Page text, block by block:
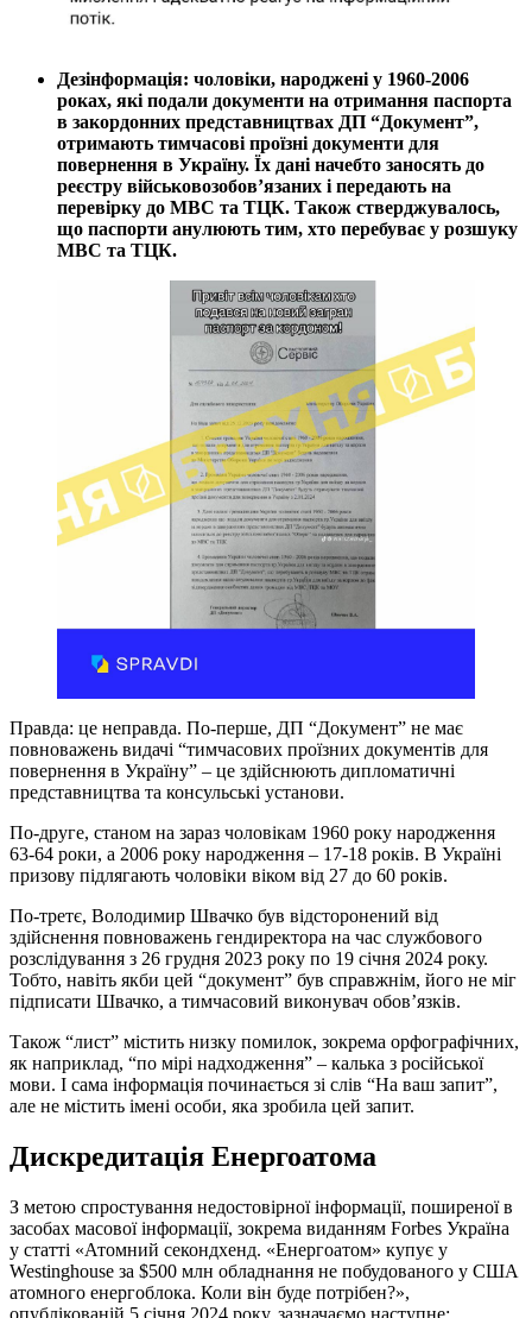
Дезінформація: чоловіки, народжені у 1960-2006
роках, які подали документи на отримання паспорта
в закордонних представництвах ДП “Документ”,
отримають тимчасові проїзні документи для
повернення в Україну. Їх дані начебто заносять до
реєстру військовозобов’язаних і передають на
перевірку до МВС та ТЦК. Також стверджувалось,
що паспорти анулюють тим, хто перебуває у розшуку
МВС та ТЦК.
Правда: це неправда. По-перше, ДП “Документ” не має
повноважень видачі “тимчасових проїзних документів для
повернення в Україну” – це здійснюють дипломатичні
представництва та консульські установи.
По-друге, станом на зараз чоловікам 1960 року народження
63-64 роки, а 2006 року народження – 17-18 років. В Україні
призову підлягають чоловіки віком від 27 до 60 років.
По-третє, Володимир Швачко був відсторонений від
здійснення повноважень гендиректора на час службового
розслідування з 26 грудня 2023 року по 19 січня 2024 року.
Тобто, навіть якби цей “документ” був справжнім, його не міг
підписати Швачко, а тимчасовий виконувач обов’язків.
Також “лист” містить низку помилок, зокрема орфографічних,
як наприклад, “по мірі надходження” – калька з російської
мови. І сама інформація починається зі слів “На ваш запит”,
але не містить імені особи, яка зробила цей запит.
Дискредитація Енергоатома
З метою спростування недостовірної інформації, поширеної в
засобах масової інформації, зокрема виданням Forbes Україна
у статті «Атомний секондхенд. «Енергоатом» купує у
Westinghouse за $500 млн обладнання не побудованого у США
атомного енергоблока. Коли він буде потрібен?»,
опублікованій 5 січня 2024 року, зазначаємо наступне: